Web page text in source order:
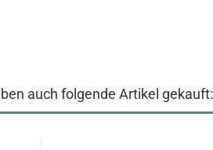
auch folgende Artikel gekauft: